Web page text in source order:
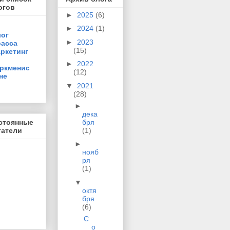
► 2025 (6)
► 2024 (1)
► 2023
(15)
► 2022
(12)
▼ 2021
(28)
►
дека
бря
(1)
►
нояб
ря
(1)
▼
октя
бря
(6)
С
о